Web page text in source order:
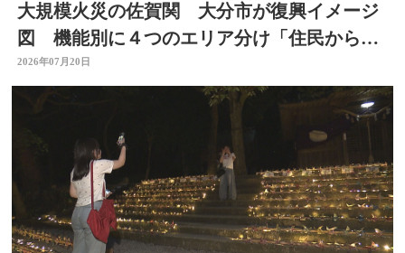
大規模火災の佐賀関 大分市が復興イメージ
図 機能別に４つのエリア分け「住民からは
おおむね理解」 大分
2026年07月20日